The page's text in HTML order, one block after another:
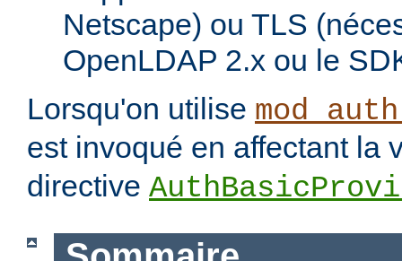
Netscape) ou TLS
OpenLDAP 2.x ou le
Lorsqu'on utilise
est invoqué en affectant la
directive